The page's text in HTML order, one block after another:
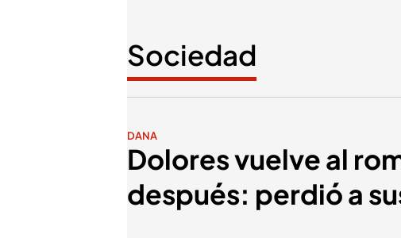
Sociedad
DANA
Dolores vuelve al
después: perdió a